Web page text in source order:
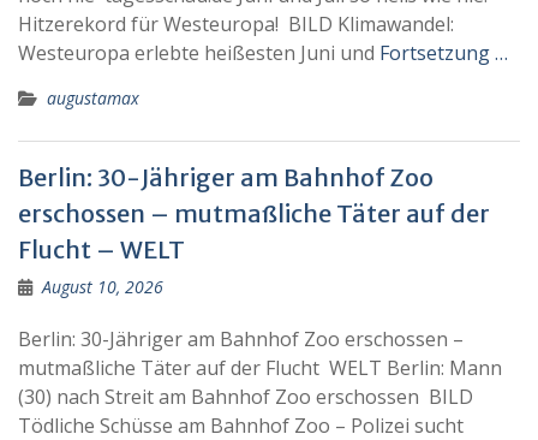
Hitzerekord für Westeuropa! BILD Klimawandel:
Westeuropa erlebte heißesten Juni und Fortsetzung …
augustamax
Berlin: 30-Jähriger am Bahnhof Zoo
erschossen – mutmaßliche Täter auf der
Flucht – WELT
August 10, 2026
Berlin: 30-Jähriger am Bahnhof Zoo erschossen –
mutmaßliche Täter auf der Flucht WELT Berlin: Mann
(30) nach Streit am Bahnhof Zoo erschossen BILD
Tödliche Schüsse am Bahnhof Zoo – Polizei sucht